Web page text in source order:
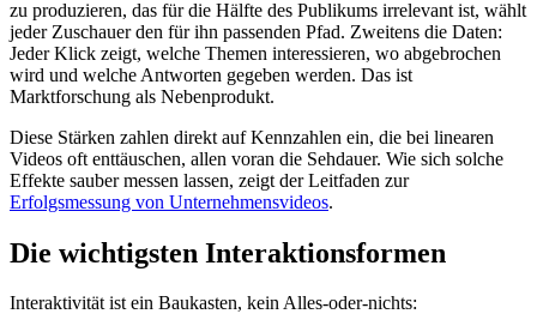
zu produzieren, das für die Hälfte des Publikums irrelevant ist, wählt
jeder Zuschauer den für ihn passenden Pfad. Zweitens die Daten:
Jeder Klick zeigt, welche Themen interessieren, wo abgebrochen
wird und welche Antworten gegeben werden. Das ist
Marktforschung als Nebenprodukt.
Diese Stärken zahlen direkt auf Kennzahlen ein, die bei linearen
Videos oft enttäuschen, allen voran die Sehdauer. Wie sich solche
Effekte sauber messen lassen, zeigt der Leitfaden zur
Erfolgsmessung von Unternehmensvideos.
Die wichtigsten Interaktionsformen
Interaktivität ist ein Baukasten, kein Alles-oder-nichts: